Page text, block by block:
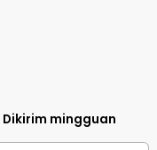
Dikirim mingguan